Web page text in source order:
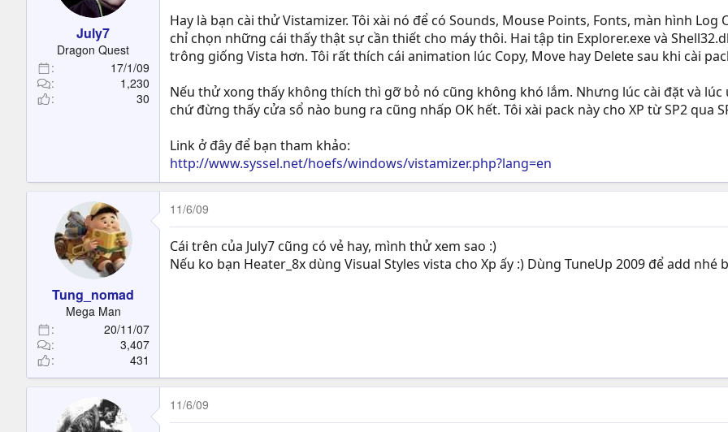
July7
Dragon Quest
17/1/09
1,230
30
Hay là bạn cài thử Vistamizer. Tôi xài nó để có Sounds, Mouse Points, Fonts, màn hình
chỉ chọn những cái thấy thật sự cần thiết cho máy thôi. Hai tập tin Explorer.exe và
trông giống Vista hơn. Tôi rất thích cái animation lúc Copy, Move hay Delete sau khi cài
Nếu thử xong thấy không thích thì gỡ bỏ nó cũng không khó lắm. Nhưng lúc cài đặt và
chứ đừng thấy cửa sổ nào bung ra cũng nhấp OK hết. Tôi xài pack này cho XP từ SP2 qua
Link ở đây để bạn tham khảo:
http://www.syssel.net/hoefs/windows/vistamizer.php?lang=en
Tung_nomad
Mega Man
20/11/07
3,407
431
11/6/09
Cái trên của July7 cũng có vẻ hay, mình thử xem sao :)
Nếu ko bạn Heater_8x dùng Visual Styles vista cho Xp ấy :) Dùng TuneUp 2009 để add nhé
11/6/09